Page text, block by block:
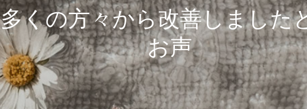
多くの方々から改善しました
お声を頂いております。